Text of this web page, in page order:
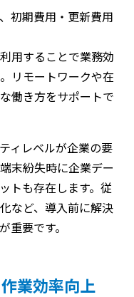
初期費用・更新費用
用することで業務効
リモートワークや在
働き方をサポートで
ィレベルが企業の要
末紛失時に企業デー
トも存在します。従
など、導入前に解決
重要です。
業効率向上